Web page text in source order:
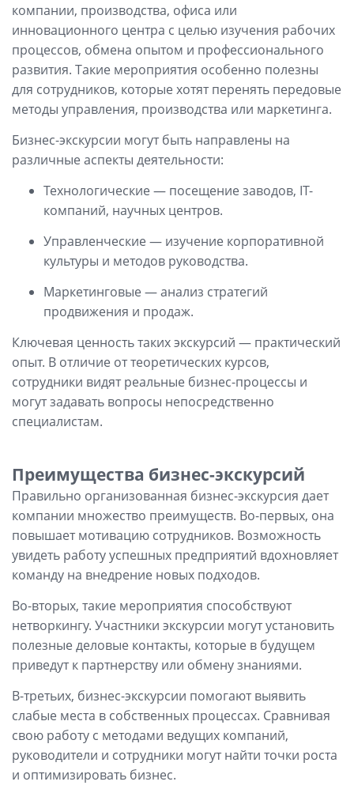
компании, производства, офиса или
инновационного центра с целью изучения рабочих
процессов, обмена опытом и профессионального
развития. Такие мероприятия особенно полезны
для сотрудников, которые хотят перенять передовые
методы управления, производства или маркетинга.
Бизнес-экскурсии могут быть направлены на
различные аспекты деятельности:
Технологические — посещение заводов, IT-
компаний, научных центров.
Управленческие — изучение корпоративной
культуры и методов руководства.
Маркетинговые — анализ стратегий
продвижения и продаж.
Ключевая ценность таких экскурсий — практический
опыт. В отличие от теоретических курсов,
сотрудники видят реальные бизнес-процессы и
могут задавать вопросы непосредственно
специалистам.
Преимущества бизнес-экскурсий
Правильно организованная бизнес-экскурсия дает
компании множество преимуществ. Во-первых, она
повышает мотивацию сотрудников. Возможность
увидеть работу успешных предприятий вдохновляет
команду на внедрение новых подходов.
Во-вторых, такие мероприятия способствуют
нетворкингу. Участники экскурсии могут установить
полезные деловые контакты, которые в будущем
приведут к партнерству или обмену знаниями.
В-третьих, бизнес-экскурсии помогают выявить
слабые места в собственных процессах. Сравнивая
свою работу с методами ведущих компаний,
руководители и сотрудники могут найти точки роста
и оптимизировать бизнес.